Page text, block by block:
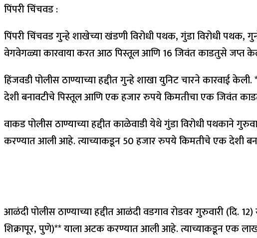
पिंपरी चिंचवड :
पिंपरी चिंचवड गुन्हे शाखेच्या खंडणी विरोधी पथक, गुंडा विरोधी
वेगवेगळ्या कारवाया करत आठ पिस्तूल आणि 16 जिवंत काडतुसे
हिंजवडी पोलीस ठाण्याच्या हद्दीत गुन्हे शाखा युनिट चारने कारवाई
देशी बनावटीचे पिस्तूल आणि एक हजार रुपये किमतीचा एक जिवंत
वाकड पोलीस ठाण्याच्या हद्दीत काळेवाडी येथे गुंडा विरोधी पथकाने
करण्यात आली आहे. त्याच्याकडून 50 हजार रुपये किमतीचे एक देशी
आळंदी पोलीस ठाण्याच्या हद्दीत आळंदी वडगाव रोडवर गुरुवारी (दि.
शिक्रापूर, पुणे)** याला अटक करण्यात आली आहे. त्याच्याकडून एक